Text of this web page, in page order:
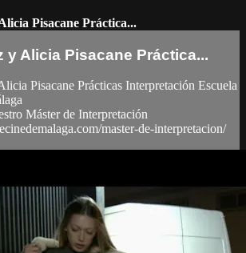
Pisacane Práctica...
y Alicia Pisacane Práctica...
Pisacane Prácticas Interpretación Escuela
Máster de Interpretación
master-de-interpretacion/